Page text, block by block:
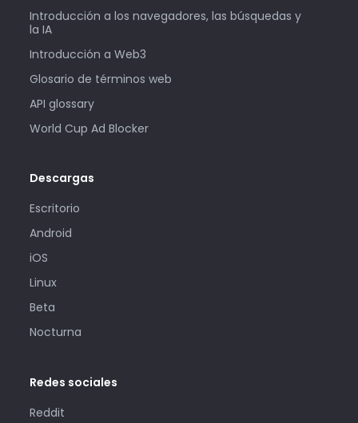
Introducción a los navegadores, las búsquedas y
la IA
Introducción a Web3
Glosario de términos web
API glossary
World Cup Ad Blocker
Descargas
Escritorio
Android
iOS
Linux
Beta
Nocturna
Redes sociales
Reddit